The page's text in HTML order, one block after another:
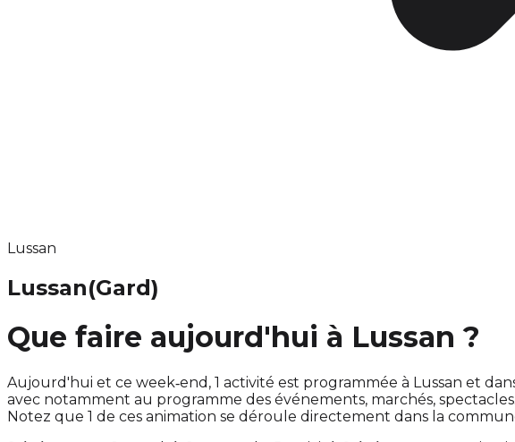
Lussan
Lussan(Gard)
Que faire aujourd'hui à Lussan ?
Aujourd'hui et ce week‑end, 1 activité est programmée à Lussan et
avec notamment au programme des événements, marchés,
Notez que 1 de ces animation se déroule directement dans la